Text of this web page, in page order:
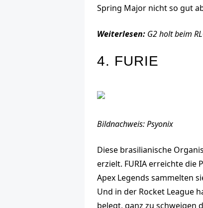
Spring Major nicht so gut
Weiterlesen: G2 holt beim
4. FURIE
Bildnachweis: Psyonix
Diese brasilianische
erzielt. FURIA erreichte die
Apex Legends sammelten
Und in der Rocket League
belegt, ganz zu schweigen